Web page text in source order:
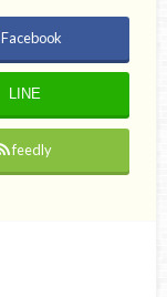
Facebook
LINE
feedly